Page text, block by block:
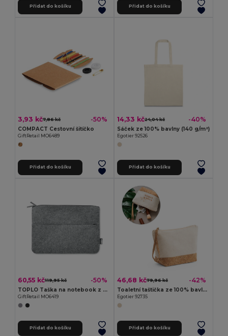
Přidat do košíku Přidat do košíku
3,93 kč7,86 kč -50%
COMPACT Cestovní šitíčko
GiftRetail MO6489
Přidat do košíku
14,33 kč24,04 kč -40%
Sáček ze 100% bavlny (140 g/m²)
Egotier 92526
Přidat do košíku
60,55 kč119,95 kč -50%
TOPLO Taška na notebook z RPET plsti
GiftRetail MO6419
Přidat do košíku
46,68 kč79,96 kč -42%
Toaletní taštička ze 100% bavlny a korku
Egotier 92735
Přidat do košíku